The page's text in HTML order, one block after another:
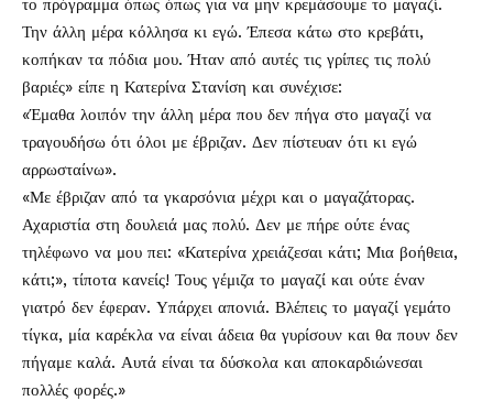
το πρόγραμμα όπως όπως για να μην κρεμάσουμε το μαγαζί.
Την άλλη μέρα κόλλησα κι εγώ. Έπεσα κάτω στο κρεβάτι,
κοπήκαν τα πόδια μου. Ήταν από αυτές τις γρίπες τις πολύ
βαριές» είπε η Κατερίνα Στανίση και συνέχισε:
«Έμαθα λοιπόν την άλλη μέρα που δεν πήγα στο μαγαζί να
τραγουδήσω ότι όλοι με έβριζαν. Δεν πίστευαν ότι κι εγώ
αρρωσταίνω».
«Με έβριζαν από τα γκαρσόνια μέχρι και ο μαγαζάτορας.
Αχαριστία στη δουλειά μας πολύ. Δεν με πήρε ούτε ένας
τηλέφωνο να μου πει: «Κατερίνα χρειάζεσαι κάτι; Μια βοήθεια,
κάτι;», τίποτα κανείς! Τους γέμιζα το μαγαζί και ούτε έναν
γιατρό δεν έφεραν. Υπάρχει απονιά. Βλέπεις το μαγαζί γεμάτο
τίγκα, μία καρέκλα να είναι άδεια θα γυρίσουν και θα πουν δεν
πήγαμε καλά. Αυτά είναι τα δύσκολα και αποκαρδιώνεσαι
πολλές φορές.»